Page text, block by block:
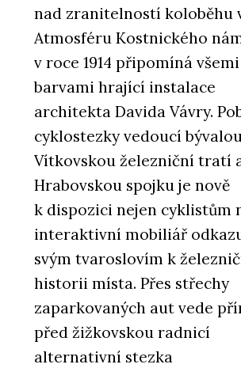
nad zranitelností koloběhu
Atmosféru Kostnického
v roce 1914 připomíná všemi
barvami hrající instalace
architekta Davida Vávry.
cyklostezky vedoucí
Vítkovskou železniční tratí
Hrabovskou spojku je nově
k dispozici nejen cyklistům
interaktivní mobiliář
svým tvaroslovím k
historii místa. Přes střechy
zaparkovaných aut vede
před žižkovskou radnicí
alternativní stezka